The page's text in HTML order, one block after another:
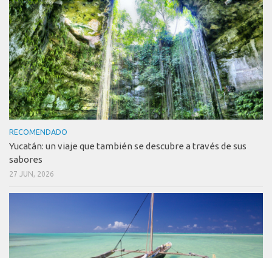
RECOMENDADO
Yucatán: un viaje que también se descubre a través de sus
sabores
27 JUN, 2026